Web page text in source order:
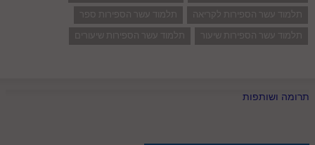
תלמוד עשר הספירות לקריאה
תלמוד עשר הספירות ספר
תלמוד עשר הספירות שיעור
תלמוד עשר הספירות שיעורים
תרומה ושותפות